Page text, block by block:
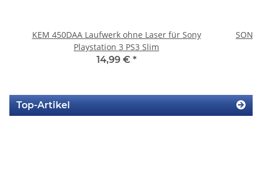
KEM 450DAA Laufwerk ohne Laser für Sony
Playstation 3 PS3 Slim
14,99 € *
Top-Artikel